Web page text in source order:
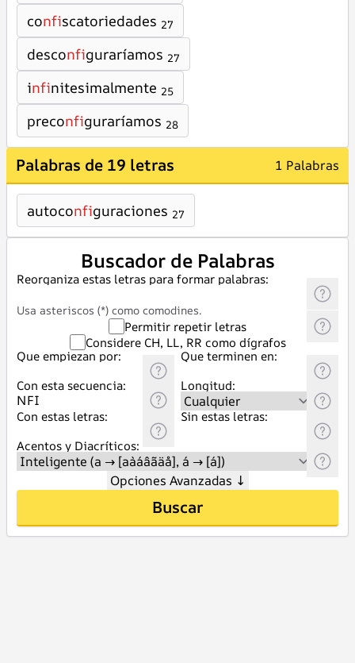
confiscatoriedades 27
desconfiguraríamos 27
infinitesimalmente 25
preconfiguraríamos 28
Palabras de 19 letras 1 Palabras
autoconfiguraciones 27
Buscador de Palabras
Reorganiza estas letras para formar palabras:
Usa asteriscos (*) como comodines.
Permitir repetir letras
Considere CH, LL, RR como dígrafos
Que empiezan por:
Que terminen en:
Con esta secuencia:
Longitud:
Con estas letras:
Sin estas letras:
Acentos y Diacríticos:
Opciones Avanzadas ↓
Buscar